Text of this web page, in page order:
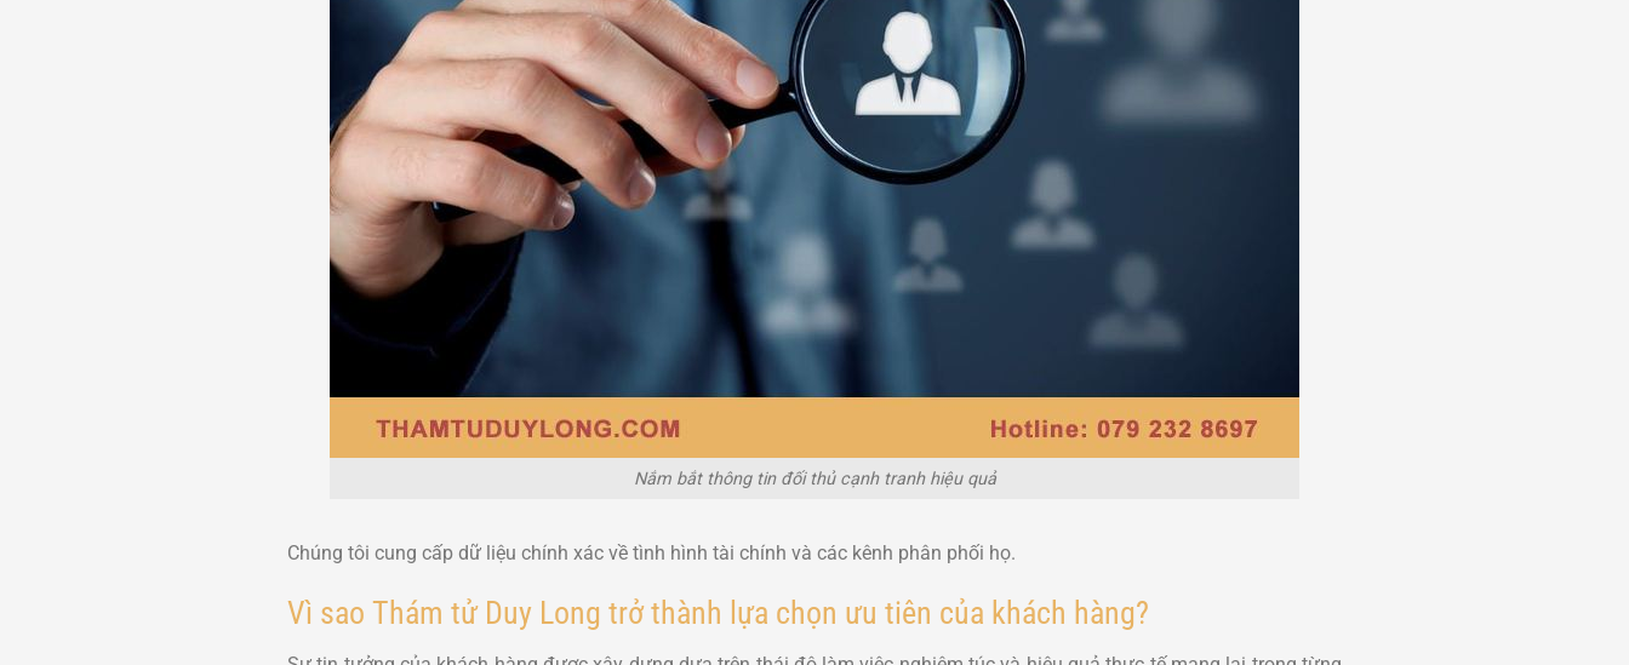
Nắm bắt thông tin đối thủ cạnh tranh hiệu quả
Chúng tôi cung cấp dữ liệu chính xác về tình hình tài chính và các kênh phân phối họ.
Vì sao Thám tử Duy Long trở thành lựa chọn ưu tiên của khách hàng?